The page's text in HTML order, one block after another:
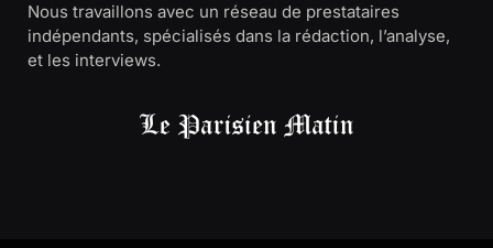
Nous travaillons avec un réseau de prestataires
indépendants, spécialisés dans la rédaction, l’analyse,
et les interviews.